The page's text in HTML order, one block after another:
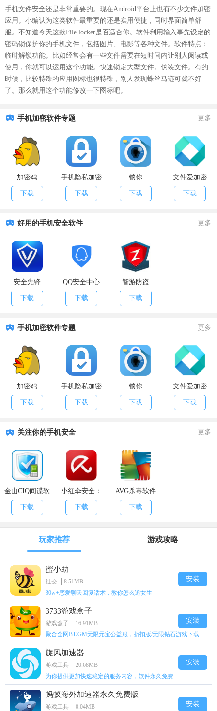
手机文件安全还是非常重要的。现在Android平台上也有不少文件加密
应用。小编认为这类软件最重要的还是实用便捷，同时界面简单舒
服。不知道今天这款File locker是否适合你。软件利用输入事先设定的
密码锁保护你的手机文件，包括图片、电影等各种文件。软件特点：
临时解锁功能。比如经常会有一些文件需要在短时间内让别人阅读或
使用，你就可以运用这个功能。快速锁定大型文件。伪装文件。有的
时候，比较特殊的应用图标也很特殊，别人发现蛛丝马迹可就不好
了。那么就用这个功能修改一下图标吧。
手机加密软件专题 更多
加密鸡
下载
手机隐私加密
下载
锁你
下载
文件爱加密
下载
好用的手机安全软件 更多
安全先锋
下载
QQ安全中心
下载
智游防盗
下载
手机加密软件专题 更多
加密鸡
下载
手机隐私加密
下载
锁你
下载
文件爱加密
下载
关注你的手机安全 更多
金山CIQ间谍软
件专杀工具
下载
小红伞安全：
Avira Free
Android Security
下载
AVG杀毒软件
下载
玩家推荐 游戏攻略
蜜小助
社交
8.51MB
30w+恋爱聊天回复话术，教你怎么追女生！
安装
3733游戏盒子
游戏盒子
16.91MB
聚合全网BT/GM无限元宝公益服，折扣版/无限钻石游戏下载
安装
旋风加速器
游戏工具
20.68MB
为你提供更加快速稳定的服务内容，软件永久免费
安装
蚂蚁海外加速器永久免费版
游戏工具 0.04MB 安装